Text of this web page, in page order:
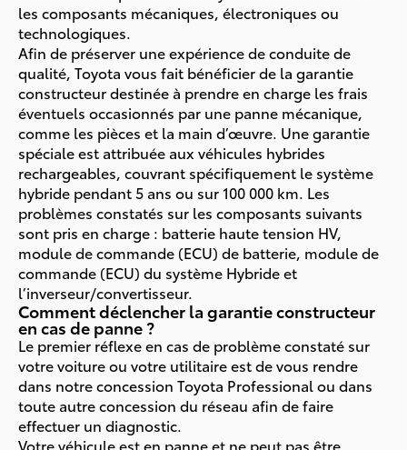
les composants mécaniques, électroniques ou
technologiques.
Afin de préserver une expérience de conduite de
qualité, Toyota vous fait bénéficier de la garantie
constructeur destinée à prendre en charge les frais
éventuels occasionnés par une panne mécanique,
comme les pièces et la main d’œuvre. Une garantie
spéciale est attribuée aux véhicules hybrides
rechargeables, couvrant spécifiquement le système
hybride pendant 5 ans ou sur 100 000 km. Les
problèmes constatés sur les composants suivants
sont pris en charge : batterie haute tension HV,
module de commande (ECU) de batterie, module de
commande (ECU) du système Hybride et
l’inverseur/convertisseur.
Comment déclencher la garantie constructeur
en cas de panne ?
Le premier réflexe en cas de problème constaté sur
votre voiture ou votre utilitaire est de vous rendre
dans notre concession Toyota Professional ou dans
toute autre concession du réseau afin de faire
effectuer un diagnostic.
Votre véhicule est en panne et ne peut pas être